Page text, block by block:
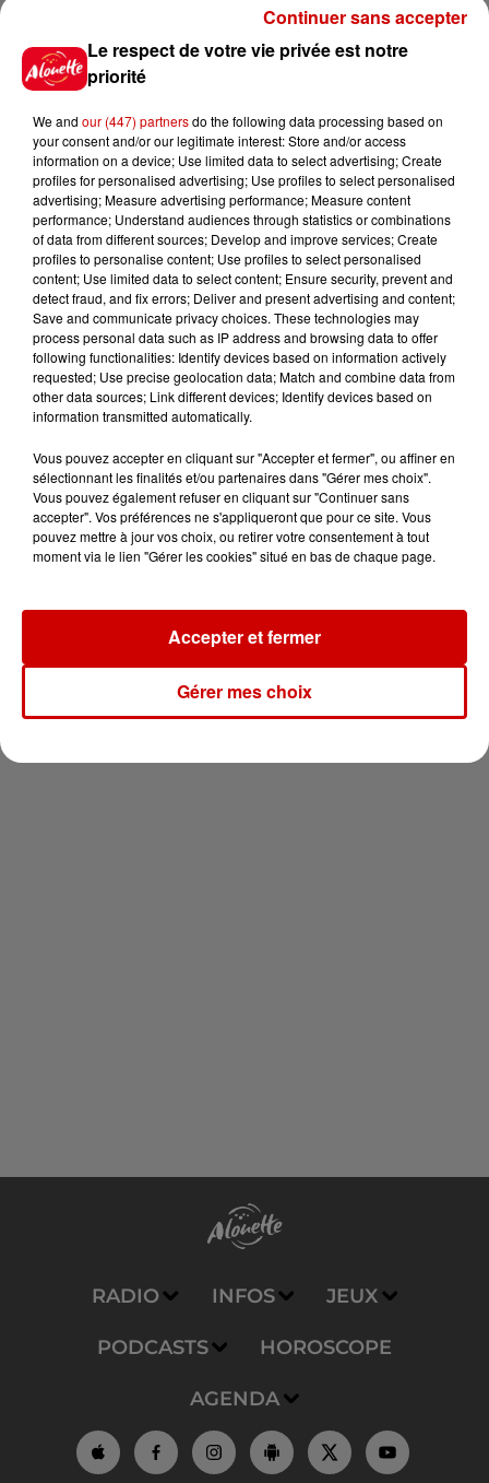
Gagnez vos places pour le
festival Marché Gourmand 2026
Le Duel - Gagnez vos entrées
pour l'un des zoos de nos
régions !
Destination Vacances - Gagnez
votre séjour en famille au cœur
de la...
Destination Vacances : inscrivez-
vous !
Newsletter
RADIO INFOS JEUX
PODCASTS HOROSCOPE
AGENDA
Le respect de votre vie privée est notre
priorité
We and our (447) partnersdo the following data processing based on
your consent and/or our legitimate interest: Store and/or access
information on a device; Use limited data to select advertising; Create
profiles for personalised advertising; Use profiles to select personalised
advertising; Measure advertising performance; Measure content
performance; Understand audiences through statistics or combinations
of data from different sources; Develop and improve services; Create
profiles to personalise content; Use profiles to select personalised
content; Use limited data to select content; Ensure security, prevent and
detect fraud, and fix errors; Deliver and present advertising and content;
Save and communicate privacy choices. These technologies may
process personal data such as IP address and browsing data to offer
following functionalities: Identify devices based on information actively
requested; Use precise geolocation data; Match and combine data from
other data sources; Link different devices; Identify devices based on
information transmitted automatically.
Vous pouvez accepter en cliquant sur "Accepter et fermer", ou affiner en
sélectionnant les finalités et/ou partenaires dans "Gérer mes choix".
Vous pouvez également refuser en cliquant sur "Continuer sans
accepter". Vos préférences ne s'appliqueront que pour ce site. Vous
pouvez mettre à jour vos choix, ou retirer votre consentement à tout
moment via le lien "Gérer les cookies" situé en bas de chaque page.
Gérer mes choix
Accepter et fermer
Continuer sans accepter